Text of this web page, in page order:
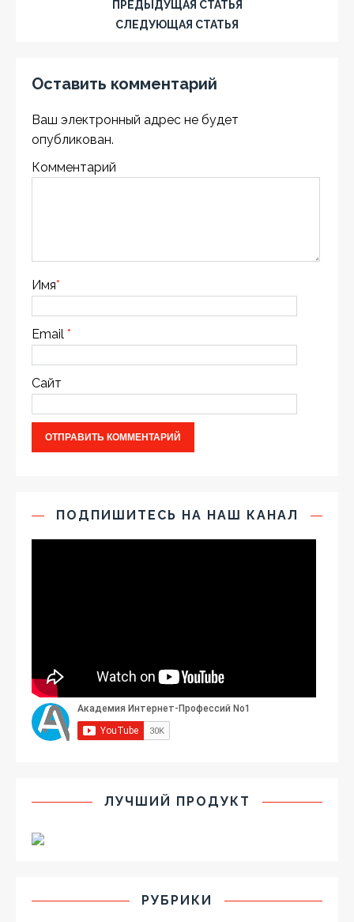
ПРЕДЫДУЩАЯ СТАТЬЯ
СЛЕДУЮЩАЯ СТАТЬЯ
Оставить комментарий
Ваш электронный адрес не будет
опубликован.
Комментарий
Имя*
Email *
Сайт
ПОДПИШИТЕСЬ НА НАШ КАНАЛ
ЛУЧШИЙ ПРОДУКТ
РУБРИКИ